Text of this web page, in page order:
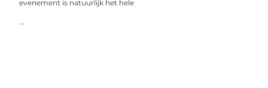
evenement is natuurlijk het hele
...